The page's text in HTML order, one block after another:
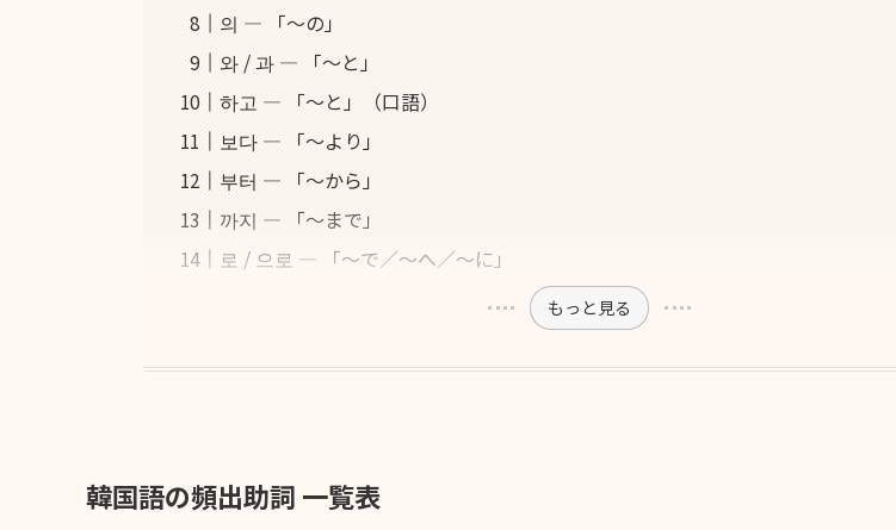
의 ― 「～の」
와 / 과 ― 「～と」
하고 ― 「～と」（口語）
보다 ― 「～より」
부터 ― 「～から」
까지 ― 「～まで」
로 / 으로 ― 「～で／～へ／～に」
もっと見る
韓国語の頻出助詞 一覧表